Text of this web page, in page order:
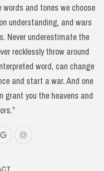
and tones we choose
understanding, and wars
Never underestimate the
recklessly throw around
word, can change
and start a war. And one
grant you the heavens and